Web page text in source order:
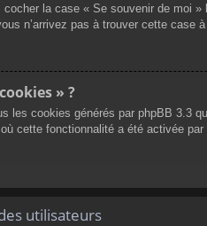
la case « Se souvenir de moi
n’arrivez pas à trouver cette case
» ?
les cookies générés par phpBB 3.3
cette fonctionnalité a été activée
utilisateurs